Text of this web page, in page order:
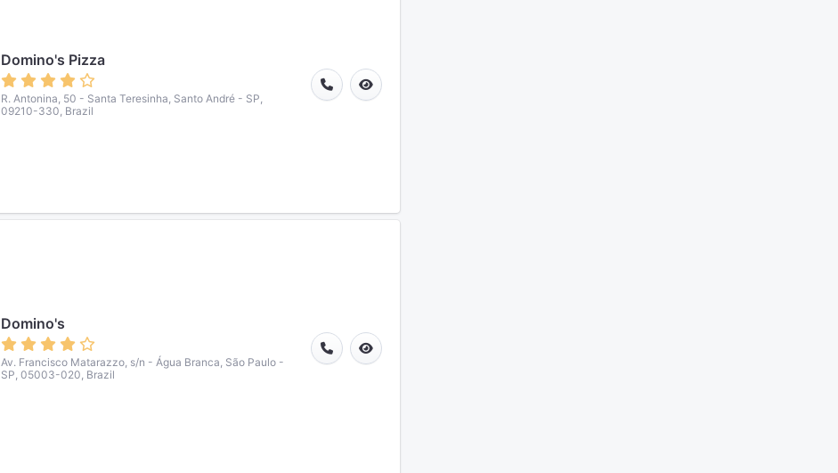
Domino's Pizza
R. Antonina, 50 - Santa Teresinha, Santo André - SP,
09210-330, Brazil
Domino's
Av. Francisco Matarazzo, s/n - Água Branca, São Paulo -
SP, 05003-020, Brazil